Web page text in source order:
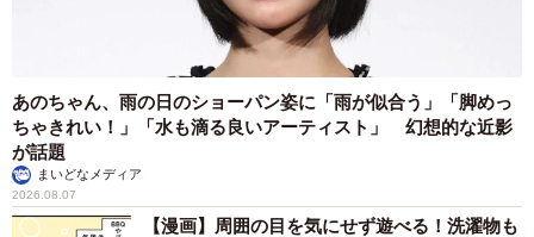
あのちゃん、雨の日のショーパン姿に「雨が似合う」「脚めっ
ちゃきれい！」「水も滴る良いアーティスト」 幻想的な近影
が話題
まいどなメディア
2026.08.07
【漫画】周囲の目を気にせず遊べる！洗濯物も